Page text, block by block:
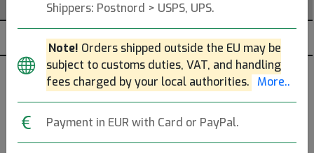
Shippers: Postnord > USPS, UPS.
Note! Orders shipped outside the EU may be
subject to customs duties, VAT, and handling
fees charged by your local authorities. More..
Payment in EUR with Card or PayPal.
Kläder - E-RaY
Populära kategorier